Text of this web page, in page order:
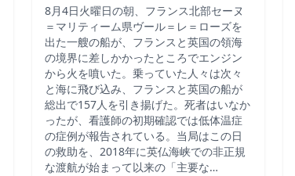
8月4日火曜日の朝、フランス北部セーヌ
＝マリティーム県ヴール＝レ＝ローズを
出た一艘の船が、フランスと英国の領海
の境界に差しかかったところでエンジン
から火を噴いた。乗っていた人々は次々
と海に飛び込み、フランスと英国の船が
総出で157人を引き揚げた。死者はいなか
ったが、看護師の初期確認では低体温症
の症例が報告されている。当局はこの日
の救助を、2018年に英仏海峡での非正規
な渡航が始まって以来の「主要な…